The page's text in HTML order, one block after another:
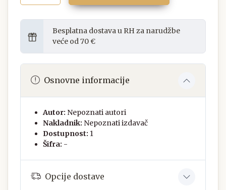
Besplatna dostava u RH za narudžbe
veće od 70 €
Osnovne informacije
Autor: Nepoznati autori
Nakladnik: Nepoznati izdavač
Dostupnost: 1
Šifra: -
Opcije dostave